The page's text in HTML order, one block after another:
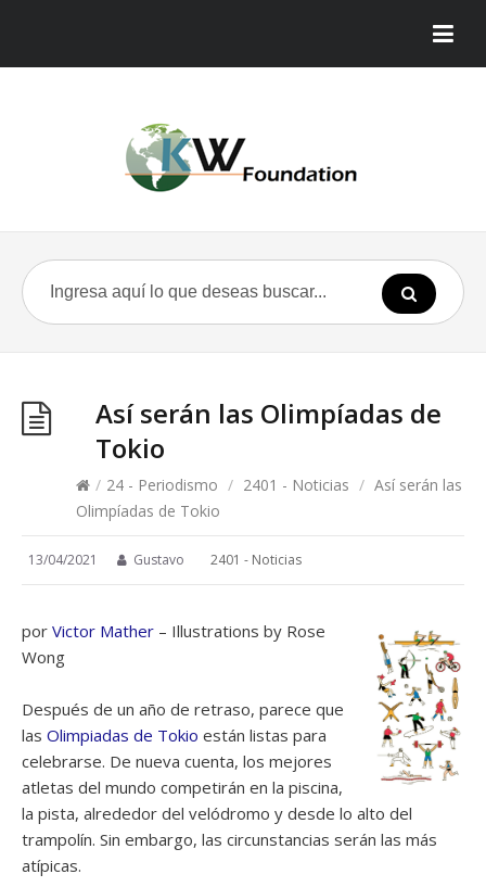
Así serán las Olimpíadas de
Tokio
/ 24 - Periodismo / 2401 - Noticias / Así serán las
Olimpíadas de Tokio
13/04/2021 Gustavo 2401 - Noticias
por Victor Mather – Illustrations by Rose
Wong
Después de un año de retraso, parece que
las Olimpiadas de Tokio están listas para
celebrarse. De nueva cuenta, los mejores
atletas del mundo competirán en la piscina,
la pista, alrededor del velódromo y desde lo alto del
trampolín. Sin embargo, las circunstancias serán las más
atípicas.